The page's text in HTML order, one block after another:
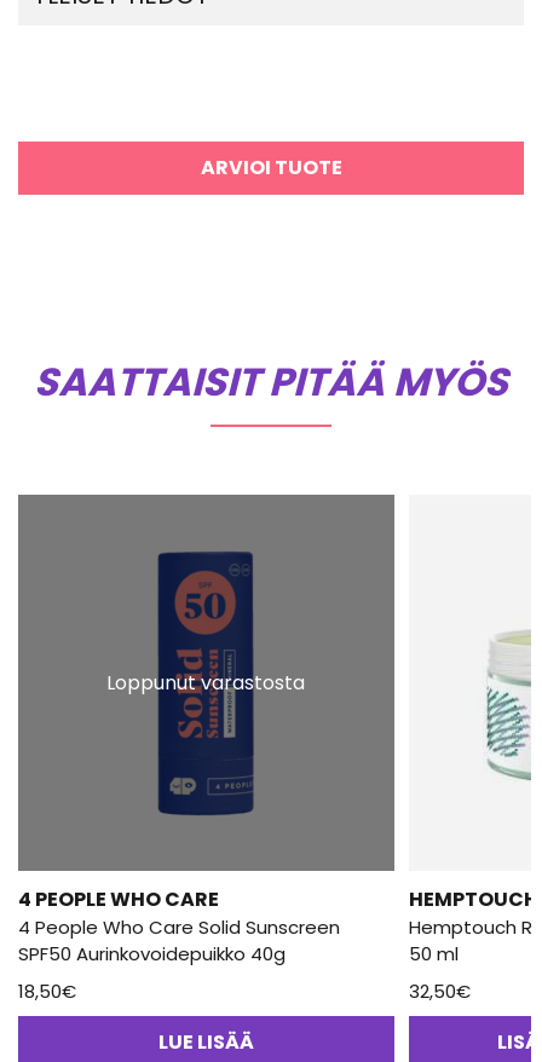
ARVIOI TUOTE
SAATTAISIT PITÄÄ MYÖS
Loppunut varastosta
4 PEOPLE WHO CARE
4 People Who Care Solid Sunscreen
SPF50 Aurinkovoidepuikko 40g
18,50€
LUE LISÄÄ
HEMPTOUCH
Hemptouch
50 ml
32,50€